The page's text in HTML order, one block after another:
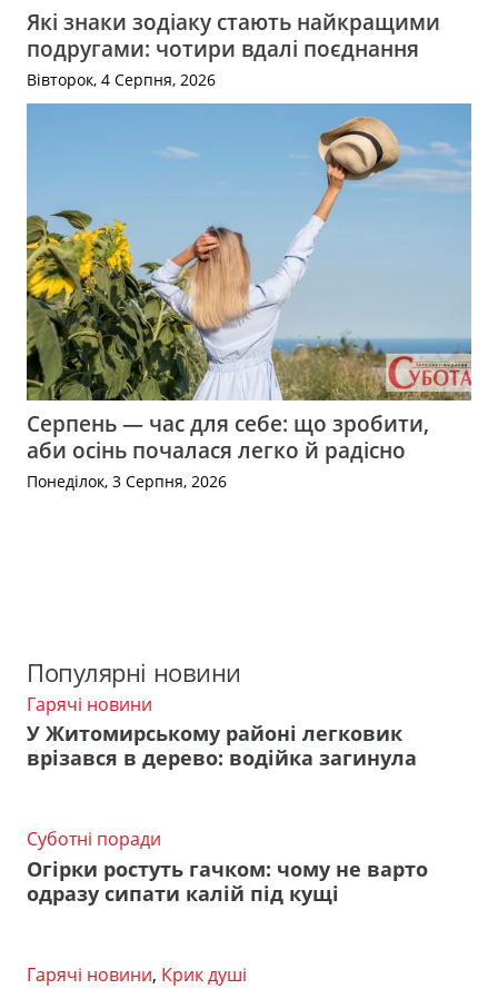
Які знаки зодіаку стають найкращими
подругами: чотири вдалі поєднання
Вівторок, 4 Серпня, 2026
Серпень — час для себе: що зробити,
аби осінь почалася легко й радісно
Понеділок, 3 Серпня, 2026
Популярні новини
Гарячі новини
У Житомирському районі легковик
врізався в дерево: водійка загинула
Суботні поради
Огірки ростуть гачком: чому не варто
одразу сипати калій під кущі
Гарячі новини, Крик душі